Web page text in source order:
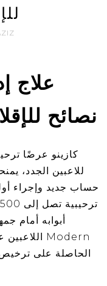
نصائح
للاعبين الجدد،
حساب جديد وإجراء